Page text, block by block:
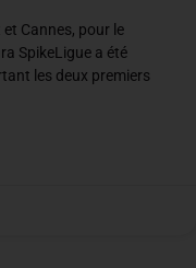
Cannes, pour le
SpikeLigue a été
les deux premiers